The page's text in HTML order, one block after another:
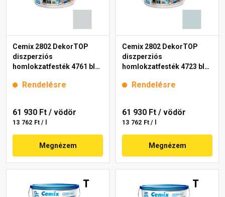
Cemix 2802 DekorTOP
diszperziós
homlokzatfesték 4761 blue
Rendelésre
61 930 Ft / vödör
13 762 Ft / l
Megnézem
Cemix 2802 DekorTOP
diszperziós
homlokzatfesték 4723 blue
Rendelésre
61 930 Ft / vödör
13 762 Ft / l
Megnézem